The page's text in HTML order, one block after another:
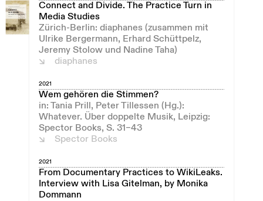
Connect and Divide. The Practice Turn in
Media Studies
Zürich-Berlin: diaphanes (zusammen mit
Ulrike Bergermann, Erhard Schüttpelz,
Jeremy Stolow und Nadine Taha)
diaphanes
2021
Wem gehören die Stimmen?
in: Tania Prill, Peter Tillessen (Hg.):
Whatever. Über doppelte Musik, Leipzig:
Spector Books, S. 31–43
Spector Books
2021
From Documentary Practices to WikiLeaks.
Interview with Lisa Gitelman, by Monika
Dommann